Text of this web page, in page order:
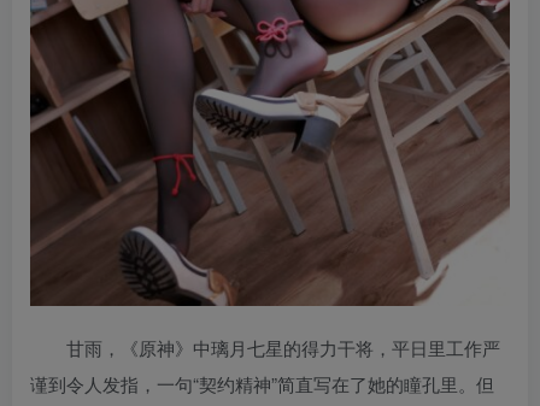
甘雨，《原神》中璃月七星的得力干将，平日里工作严
谨到令人发指，一句“契约精神”简直写在了她的瞳孔里。但